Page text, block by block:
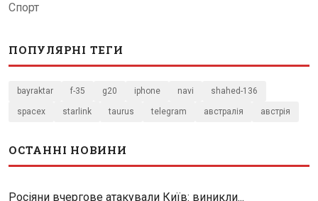
Спорт
ПОПУЛЯРНІ ТЕГИ
bayraktar f-35 g20 iphone navi shahed-136
spacex starlink taurus telegram австралія австрія
ОСТАННІ НОВИНИ
Росіяни вчергове атакували Київ: виникли...